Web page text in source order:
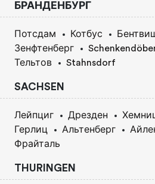
БРАНДЕНБУРГ
Потсдам Котбус
Зенфтенберг
Тельтов
Stahnsdorf
SACHSEN
Лейпциг Дрезден
Герлиц
Альтенберг
Фрайталь
THURINGEN